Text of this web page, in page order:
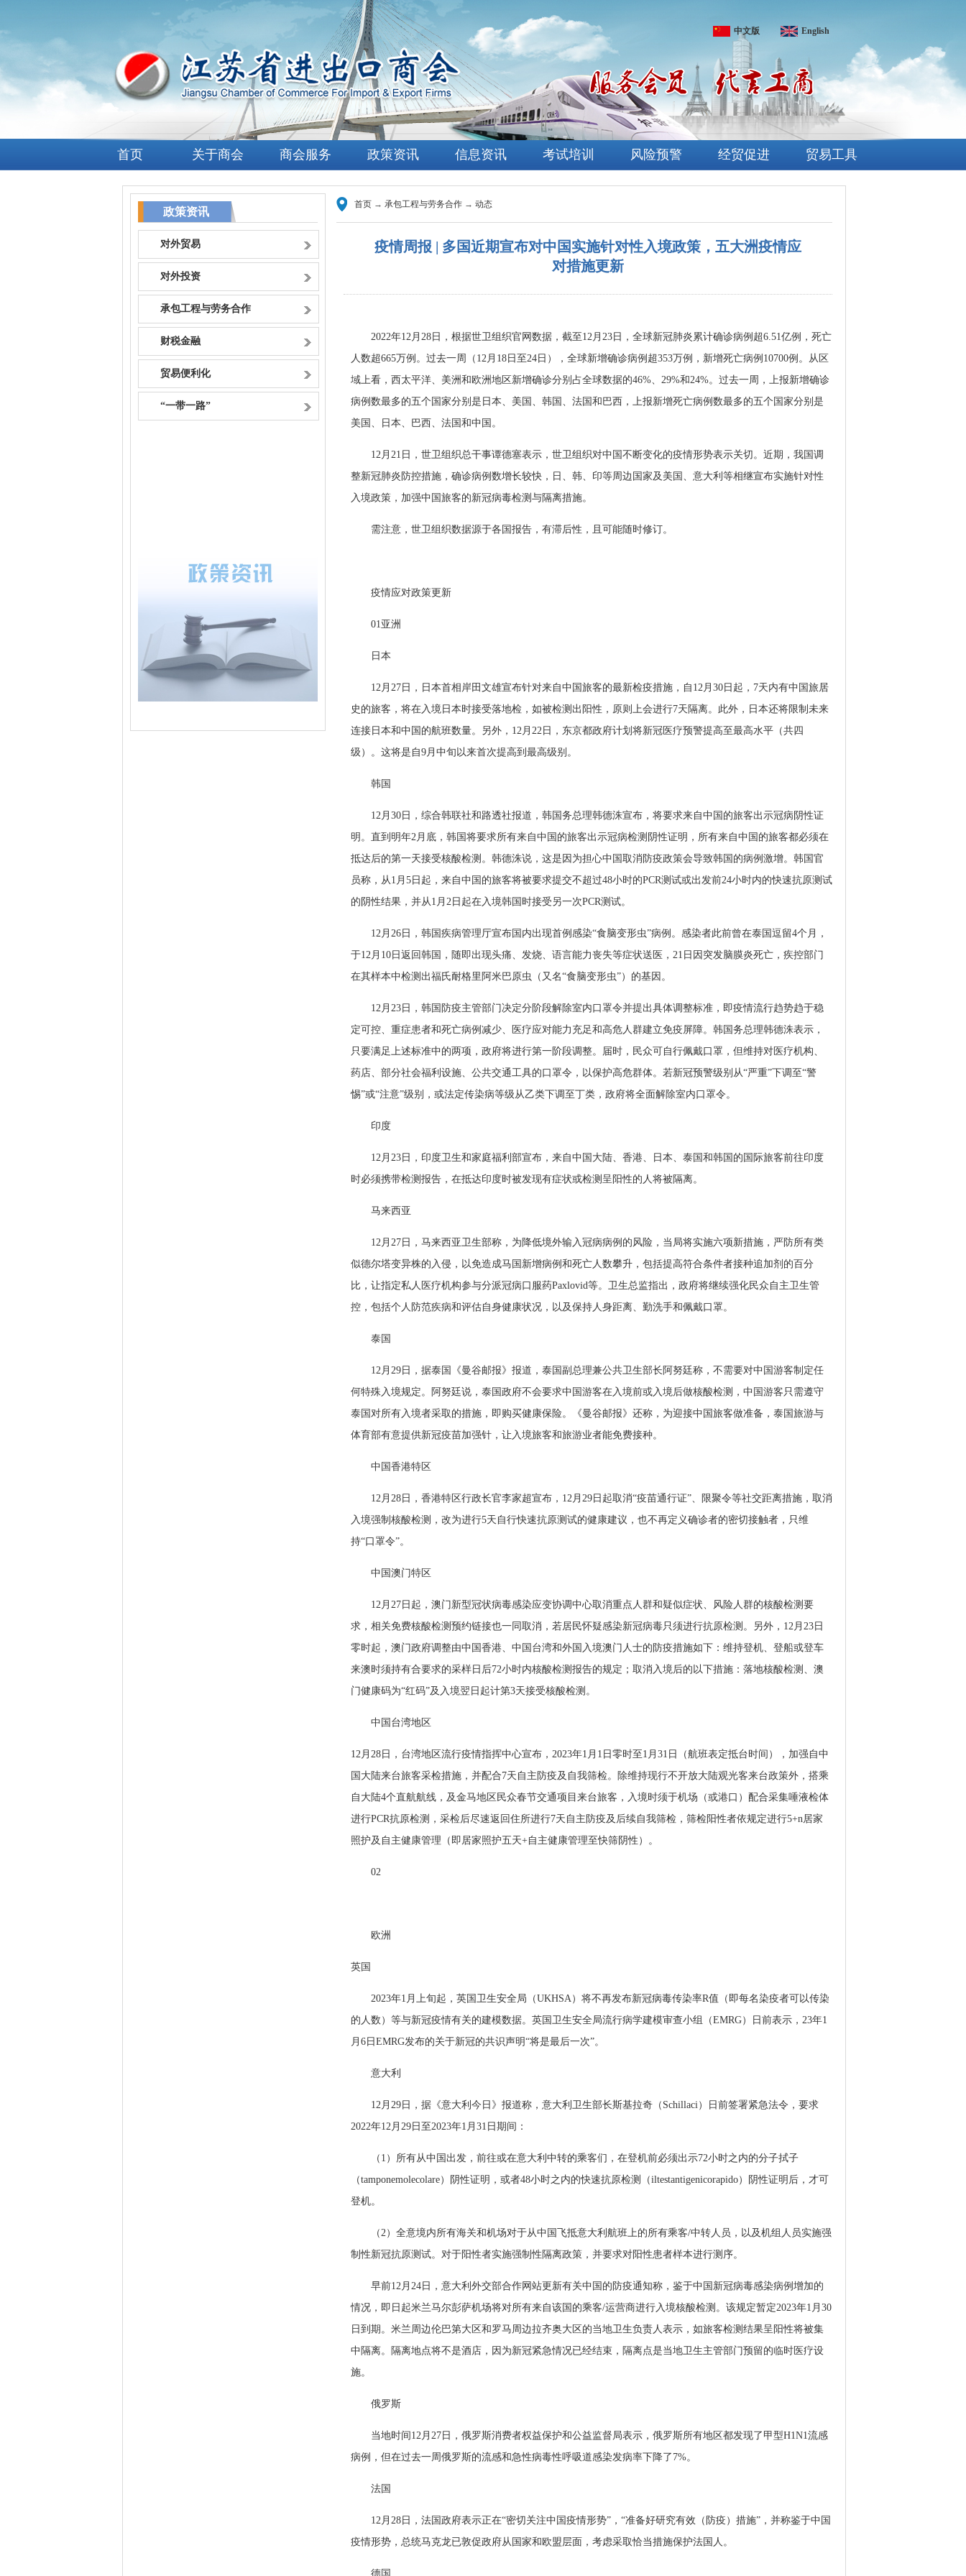
中文版 English
首页 关于商会 商会服务 政策资讯 信息资讯 考试培训 风险预警 经贸促进 贸易工具
政策资讯
对外贸易
对外投资
承包工程与劳务合作
财税金融
贸易便利化
“一带一路”
首页→ 承包工程与劳务合作→ 动态
疫情周报 | 多国近期宣布对中国实施针对性入境政策，五大洲疫情应
对措施更新
2022年12月28日，根据世卫组织官网数据，截至12月23日，全球新冠肺炎累计确诊病例超6.51亿例，死亡
人数超665万例。过去一周（12月18日至24日），全球新增确诊病例超353万例，新增死亡病例10700例。从区
域上看，西太平洋、美洲和欧洲地区新增确诊分别占全球数据的46%、29%和24%。过去一周，上报新增确诊
病例数最多的五个国家分别是日本、美国、韩国、法国和巴西，上报新增死亡病例数最多的五个国家分别是
美国、日本、巴西、法国和中国。
12月21日，世卫组织总干事谭德塞表示，世卫组织对中国不断变化的疫情形势表示关切。近期，我国调
整新冠肺炎防控措施，确诊病例数增长较快，日、韩、印等周边国家及美国、意大利等相继宣布实施针对性
入境政策，加强中国旅客的新冠病毒检测与隔离措施。
需注意，世卫组织数据源于各国报告，有滞后性，且可能随时修订。
疫情应对政策更新
01亚洲
日本
12月27日，日本首相岸田文雄宣布针对来自中国旅客的最新检疫措施，自12月30日起，7天内有中国旅居
史的旅客，将在入境日本时接受落地检，如被检测出阳性，原则上会进行7天隔离。此外，日本还将限制未来
连接日本和中国的航班数量。另外，12月22日，东京都政府计划将新冠医疗预警提高至最高水平（共四
级）。这将是自9月中旬以来首次提高到最高级别。
韩国
12月30日，综合韩联社和路透社报道，韩国务总理韩德洙宣布，将要求来自中国的旅客出示冠病阴性证
明。直到明年2月底，韩国将要求所有来自中国的旅客出示冠病检测阴性证明，所有来自中国的旅客都必须在
抵达后的第一天接受核酸检测。韩德洙说，这是因为担心中国取消防疫政策会导致韩国的病例激增。韩国官
员称，从1月5日起，来自中国的旅客将被要求提交不超过48小时的PCR测试或出发前24小时内的快速抗原测试
的阴性结果，并从1月2日起在入境韩国时接受另一次PCR测试。
12月26日，韩国疾病管理厅宣布国内出现首例感染“食脑变形虫”病例。感染者此前曾在泰国逗留4个月，
于12月10日返回韩国，随即出现头痛、发烧、语言能力丧失等症状送医，21日因突发脑膜炎死亡，疾控部门
在其样本中检测出福氏耐格里阿米巴原虫（又名“食脑变形虫”）的基因。
12月23日，韩国防疫主管部门决定分阶段解除室内口罩令并提出具体调整标准，即疫情流行趋势趋于稳
定可控、重症患者和死亡病例减少、医疗应对能力充足和高危人群建立免疫屏障。韩国务总理韩德洙表示，
只要满足上述标准中的两项，政府将进行第一阶段调整。届时，民众可自行佩戴口罩，但维持对医疗机构、
药店、部分社会福利设施、公共交通工具的口罩令，以保护高危群体。若新冠预警级别从“严重”下调至“警
惕”或“注意”级别，或法定传染病等级从乙类下调至丁类，政府将全面解除室内口罩令。
印度
12月23日，印度卫生和家庭福利部宣布，来自中国大陆、香港、日本、泰国和韩国的国际旅客前往印度
时必须携带检测报告，在抵达印度时被发现有症状或检测呈阳性的人将被隔离。
马来西亚
12月27日，马来西亚卫生部称，为降低境外输入冠病病例的风险，当局将实施六项新措施，严防所有类
似德尔塔变异株的入侵，以免造成马国新增病例和死亡人数攀升，包括提高符合条件者接种追加剂的百分
比，让指定私人医疗机构参与分派冠病口服药Paxlovid等。卫生总监指出，政府将继续强化民众自主卫生管
控，包括个人防范疾病和评估自身健康状况，以及保持人身距离、勤洗手和佩戴口罩。
泰国
12月29日，据泰国《曼谷邮报》报道，泰国副总理兼公共卫生部长阿努廷称，不需要对中国游客制定任
何特殊入境规定。阿努廷说，泰国政府不会要求中国游客在入境前或入境后做核酸检测，中国游客只需遵守
泰国对所有入境者采取的措施，即购买健康保险。《曼谷邮报》还称，为迎接中国旅客做准备，泰国旅游与
体育部有意提供新冠疫苗加强针，让入境旅客和旅游业者能免费接种。
中国香港特区
12月28日，香港特区行政长官李家超宣布，12月29日起取消“疫苗通行证”、限聚令等社交距离措施，取消
入境强制核酸检测，改为进行5天自行快速抗原测试的健康建议，也不再定义确诊者的密切接触者，只维
持“口罩令”。
中国澳门特区
12月27日起，澳门新型冠状病毒感染应变协调中心取消重点人群和疑似症状、风险人群的核酸检测要
求，相关免费核酸检测预约链接也一同取消，若居民怀疑感染新冠病毒只须进行抗原检测。另外，12月23日
零时起，澳门政府调整由中国香港、中国台湾和外国入境澳门人士的防疫措施如下：维持登机、登船或登车
来澳时须持有合要求的采样日后72小时内核酸检测报告的规定；取消入境后的以下措施：落地核酸检测、澳
门健康码为“红码”及入境翌日起计第3天接受核酸检测。
中国台湾地区
12月28日，台湾地区流行疫情指挥中心宣布，2023年1月1日零时至1月31日（航班表定抵台时间），加强自中
国大陆来台旅客采检措施，并配合7天自主防疫及自我筛检。除维持现行不开放大陆观光客来台政策外，搭乘
自大陆4个直航航线，及金马地区民众春节交通项目来台旅客，入境时须于机场（或港口）配合采集唾液检体
进行PCR抗原检测，采检后尽速返回住所进行7天自主防疫及后续自我筛检，筛检阳性者依规定进行5+n居家
照护及自主健康管理（即居家照护五天+自主健康管理至快筛阴性）。
02
欧洲
英国
2023年1月上旬起，英国卫生安全局（UKHSA）将不再发布新冠病毒传染率R值（即每名染疫者可以传染
的人数）等与新冠疫情有关的建模数据。英国卫生安全局流行病学建模审查小组（EMRG）日前表示，23年1
月6日EMRG发布的关于新冠的共识声明“将是最后一次”。
意大利
12月29日，据《意大利今日》报道称，意大利卫生部长斯基拉奇（Schillaci）日前签署紧急法令，要求
2022年12月29日至2023年1月31日期间：
（1）所有从中国出发，前往或在意大利中转的乘客们，在登机前必须出示72小时之内的分子拭子
（tamponemolecolare）阴性证明，或者48小时之内的快速抗原检测（iltestantigenicorapido）阴性证明后，才可
登机。
（2）全意境内所有海关和机场对于从中国飞抵意大利航班上的所有乘客/中转人员，以及机组人员实施强
制性新冠抗原测试。对于阳性者实施强制性隔离政策，并要求对阳性患者样本进行测序。
早前12月24日，意大利外交部合作网站更新有关中国的防疫通知称，鉴于中国新冠病毒感染病例增加的
情况，即日起米兰马尔彭萨机场将对所有来自该国的乘客/运营商进行入境核酸检测。该规定暂定2023年1月30
日到期。米兰周边伦巴第大区和罗马周边拉齐奥大区的当地卫生负责人表示，如旅客检测结果呈阳性将被集
中隔离。隔离地点将不是酒店，因为新冠紧急情况已经结束，隔离点是当地卫生主管部门预留的临时医疗设
施。
俄罗斯
当地时间12月27日，俄罗斯消费者权益保护和公益监督局表示，俄罗斯所有地区都发现了甲型H1N1流感
病例，但在过去一周俄罗斯的流感和急性病毒性呼吸道感染发病率下降了7%。
法国
12月28日，法国政府表示正在“密切关注中国疫情形势”，“准备好研究有效（防疫）措施”，并称鉴于中国
疫情形势，总统马克龙已敦促政府从国家和欧盟层面，考虑采取恰当措施保护法国人。
德国